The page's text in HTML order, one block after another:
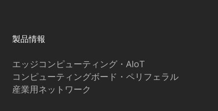
製品情報
エッジコンピューティング・AIoT
コンピューティングボード・ペリフェラル
産業用ネットワーク